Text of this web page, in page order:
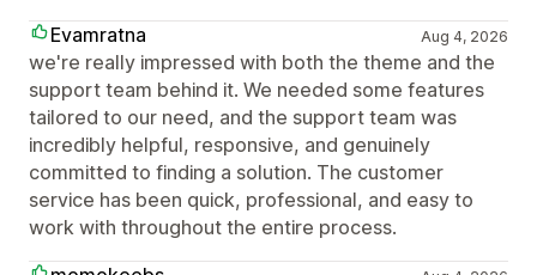
Evamratna
Aug 4, 2026
we're really impressed with both the theme and the
support team behind it. We needed some features
tailored to our need, and the support team was
incredibly helpful, responsive, and genuinely
committed to finding a solution. The customer
service has been quick, professional, and easy to
work with throughout the entire process.